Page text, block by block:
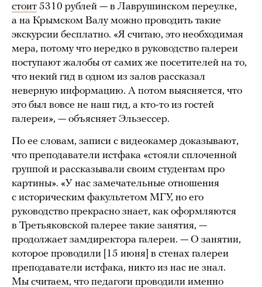
стоит 5310 рублей — в Лаврушинском переулке,
а на Крымском Валу можно проводить такие
экскурсии бесплатно. «Я считаю, это необходимая
мера, потому что нередко в руководство галереи
поступают жалобы от самих же посетителей на то,
что некий гид в одном из залов рассказал
неверную информацию. А потом выясняется, что
это был вовсе не наш гид, а кто-то из гостей
галереи», — объясняет Эльзессер.
По ее словам, записи с видеокамер доказывают,
что преподаватели истфака «стояли сплоченной
группой и рассказывали своим студентам про
картины». «У нас замечательные отношения
с историческим факультетом МГУ, но его
руководство прекрасно знает, как оформляются
в Третьяковской галерее такие занятия, —
продолжает замдиректора галереи. — О занятии,
которое проводили [15 июня] в стенах галереи
преподаватели истфака, никто из нас не знал.
Мы считаем, что педагоги проводили именно